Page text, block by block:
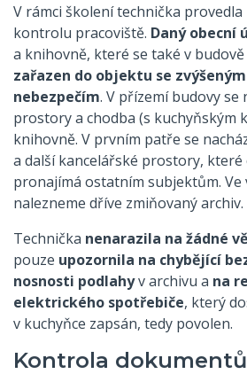
V rámci školení technička
kontrolu pracoviště. Daný obecní
a knihovně, které se také v budově
zařazen do objektu se
nebezpečím. V přízemí budovy se
prostory a chodba (s kuchyňským
knihovně. V prvním patře se
a další kancelářské prostory, které
pronajímá ostatním subjektům. Ve
nalezneme dříve zmiňovaný archiv.
Technička nenarazila na žádné
pouze upozornila na chybějící
nosnosti podlahyv archivu a na
elektrického spotřebiče, který
v kuchyňce zapsán, tedy povolen.
Kontrola dokumentů